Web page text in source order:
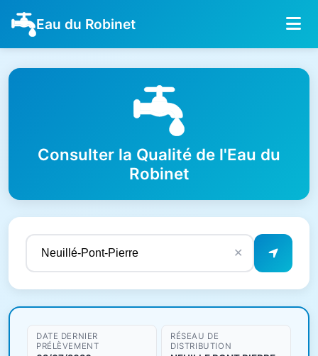
Eau du Robinet
Consulter la Qualité de l'Eau du
Robinet
✕
Résultats de qualité de l'eau
DATE DERNIER
PRÉLÈVEMENT
RÉSEAU DE
DISTRIBUTION